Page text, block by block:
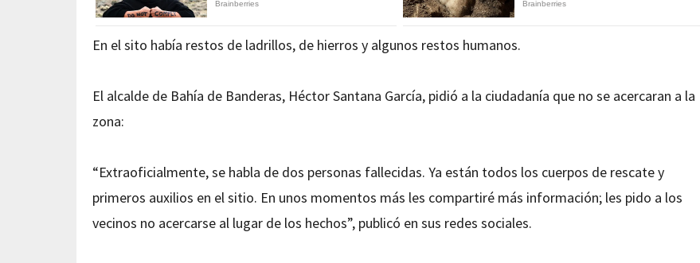
En el sito había restos de ladrillos, de hierros y algunos restos humanos.
El alcalde de Bahía de Banderas, Héctor Santana García, pidió a la ciudadanía que no se acercaran a la
zona:
“Extraoficialmente, se habla de dos personas fallecidas. Ya están todos los cuerpos de rescate y
primeros auxilios en el sitio. En unos momentos más les compartiré más información; les pido a los
vecinos no acercarse al lugar de los hechos”, publicó en sus redes sociales.